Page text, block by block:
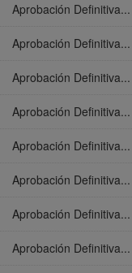
Aprobación Definitiva...
Aprobación Definitiva...
Aprobación Definitiva...
Aprobación Definitiva...
Aprobación Definitiva...
Aprobación Definitiva...
Aprobación Definitiva...
Aprobación Definitiva...